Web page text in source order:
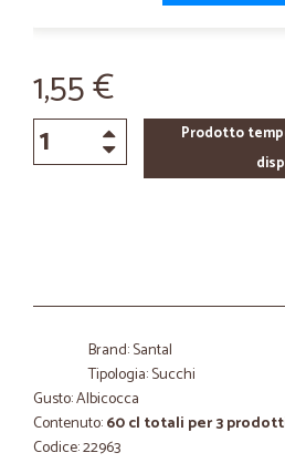
1,55 €
Prodotto
Brand: Santal
Tipologia: Succhi
Gusto: Albicocca
Contenuto:60 cl totali per 3
Codice: 22963